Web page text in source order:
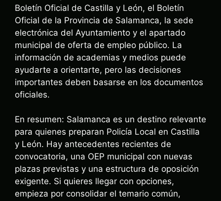
Boletín Oficial de Castilla y León, el Boletín
Oficial de la Provincia de Salamanca, la sede
electrónica del Ayuntamiento y el apartado
municipal de oferta de empleo público. La
información de academias y medios puede
ayudarte a orientarte, pero las decisiones
importantes deben basarse en los documentos
oficiales.
En resumen: Salamanca es un destino relevante
para quienes preparan Policía Local en Castilla
y León. Hay antecedentes recientes de
convocatoria, una OEP municipal con nuevas
plazas previstas y una estructura de oposición
exigente. Si quieres llegar con opciones,
empieza por consolidar el temario común,